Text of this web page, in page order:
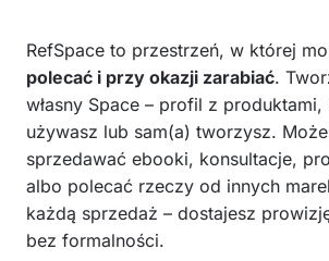
RefSpace to przestrzeń, w której
polecać i przy okazji zarabiać.
własny Space – profil z
używasz lub sam(a) tworzysz.
sprzedawać ebooki, konsultacje,
albo polecać rzeczy od innych
każdą sprzedaż – dostajesz
bez formalności.